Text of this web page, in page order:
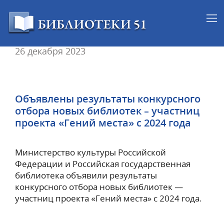
26 декабря 2023
Объявлены результаты конкурсного
отбора новых библиотек – участниц
проекта «Гений места» с 2024 года
Министерство культуры Российской
Федерации и Российская государственная
библиотека объявили результаты
конкурсного отбора новых библиотек —
участниц проекта «Гений места» с 2024 года.